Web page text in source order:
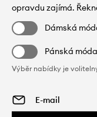
opravdu zajímá.
Dámská
Pánská móda
Výběr nabídky je